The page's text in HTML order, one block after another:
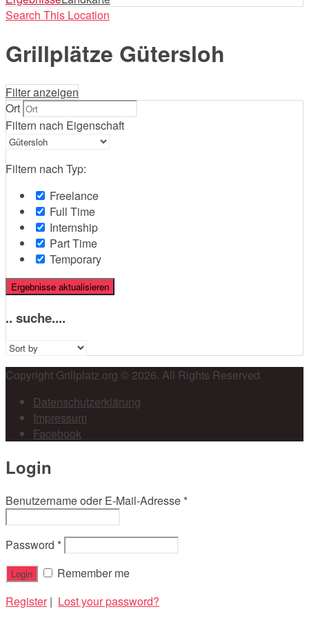
Search This Location
Grillplätze Gütersloh
Filter anzeigen
Ort
Filtern nach Eigenschaft
Filtern nach Typ:
Freelance
Full Time
Internship
Part Time
Temporary
Ergebnisse aktualisieren
.. suche....
Sort
Copyright Grillplatz.org © 2026. All Rights Reserved
Datenschutzerklärung
Impressum
Facebook
Login
Benutzername oder E-Mail-Adresse *
Password *
Remember me
Register| Lost your password?